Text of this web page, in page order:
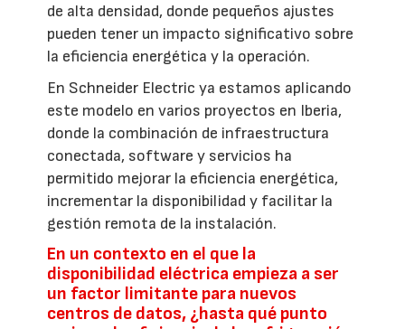
de alta densidad, donde pequeños ajustes
pueden tener un impacto significativo sobre
la eficiencia energética y la operación.
En Schneider Electric ya estamos aplicando
este modelo en varios proyectos en Iberia,
donde la combinación de infraestructura
conectada, software y servicios ha
permitido mejorar la eficiencia energética,
incrementar la disponibilidad y facilitar la
gestión remota de la instalación.
En un contexto en el que la
disponibilidad eléctrica empieza a ser
un factor limitante para nuevos
centros de datos, ¿hasta qué punto